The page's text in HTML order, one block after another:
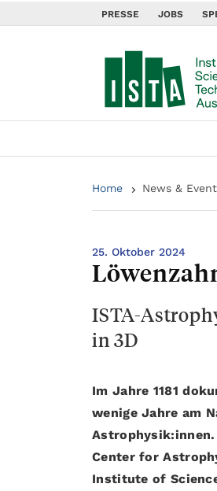
PRESSE JOBS
Home News &
25. Oktober 2024
ISTA-
in 3D
Im Jahre 1181
wenige Jahre am
Astrophysik:innen.
Center for
Institute of